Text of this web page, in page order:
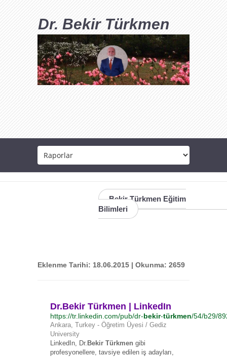
Dr. Bekir Türkmen
Bekir Türkmen Eğitim
Bilimleri
Eklenme Tarihi: 18.06.2015 | Okunma: 2659
Dr.Bekir Türkmen | LinkedIn
https://tr.linkedin.com/pub/dr-bekir-türkmen/54/b29/
Ankara, Turkey - ‎Öğretim Üyesi / Gediz
University
LinkedIn, Dr. Bekir Türkmen gibi
profesyonellere, tavsiye edilen iş adayları,